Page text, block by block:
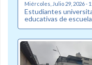
Miércoles, Julio 29, 2026 -
Estudiantes
educativas de